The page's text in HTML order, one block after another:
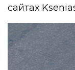
сайтах